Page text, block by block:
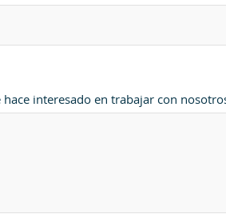
interesado en trabajar con